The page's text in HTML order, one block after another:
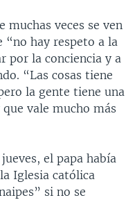
muchas veces se ven
“no hay respeto a la
por la conciencia y a
“Las cosas tiene
la gente tiene una
vale mucho más
el papa había
Iglesia católica
si no se